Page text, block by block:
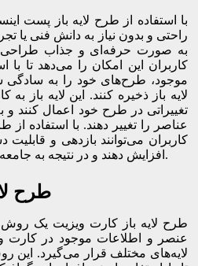
با استفاده از طرح لایه باز پست
راحتی و بدون نیاز به دانش فنی یا
به صورت حرفه‌ای و جذاب طراحی و
کاربران این امکان را می‌دهد تا با
موجود، طرح‌های خود را به
لایه باز ذخیره کنند. این لایه باز به
تغییراتی در طرح خود اعمال کنند و
عناصر را تغییر دهند. با استفاده از
کاربران می‌توانند بازدهی و
افزایش دهند و در نتیجه به جامعه اینستاگرام بهتر متصل شوند.
طرح
طرح لایه باز کارت ویزیت یک
عنصر و اطلاعات موجود در کارت
لایه‌های مختلف قرار می‌گیرد. این